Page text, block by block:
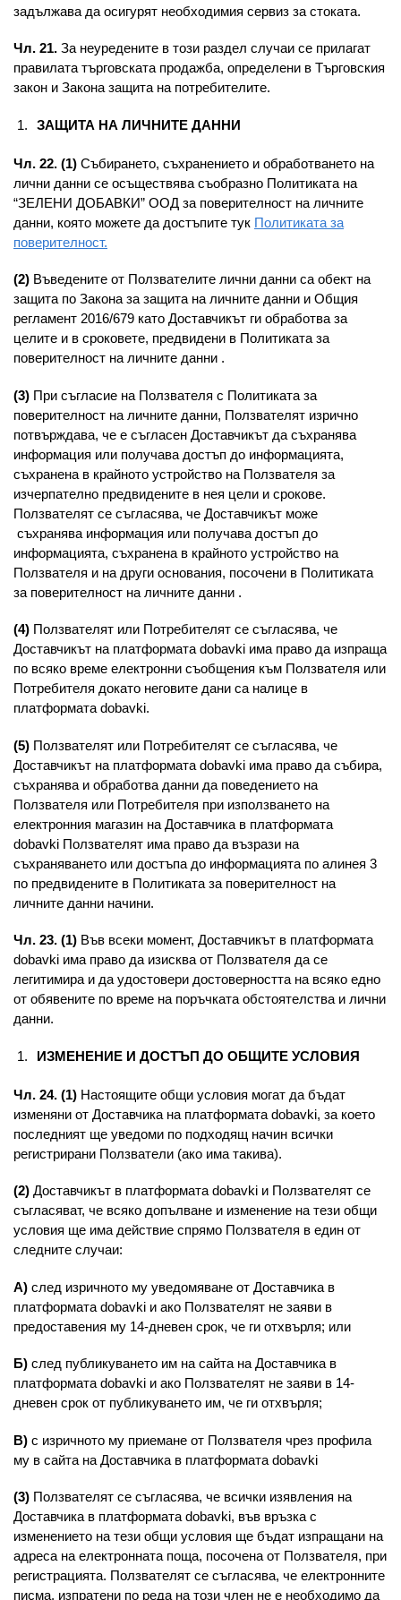
задължава да осигурят необходимия сервиз за стоката.
Чл. 21. За неуредените в този раздел случаи се прилагат
правилата търговската продажба, определени в Търговския
закон и Закона защита на потребителите.
ЗАЩИТА НА ЛИЧНИТЕ ДАННИ
Чл. 22. (1) Събирането, съхранението и обработването на
лични данни се осъществява съобразно Политиката на
“ЗЕЛЕНИ ДОБАВКИ” ООД за поверителност на личните
данни, която можете да достъпите тук Политиката за
поверителност.
(2) Въведените от Ползвателите лични данни са обект на
защита по Закона за защита на личните данни и Общия
регламент 2016/679 като Доставчикът ги обработва за
целите и в сроковете, предвидени в Политиката за
поверителност на личните данни .
(3) При съгласие на Ползвателя с Политиката за
поверителност на личните данни, Ползвателят изрично
потвърждава, че е съгласен Доставчикът да съхранява
информация или получава достъп до информацията,
съхранена в крайното устройство на Ползвателя за
изчерпателно предвидените в нея цели и срокове.
Ползвателят се съгласява, че Доставчикът може
съхранява информация или получава достъп до
информацията, съхранена в крайното устройство на
Ползвателя и на други основания, посочени в Политиката
за поверителност на личните данни .
(4) Ползвателят или Потребителят се съгласява, че
Доставчикът на платформата dobavki има право да изпраща
по всяко време електронни съобщения към Ползвателя или
Потребителя докато неговите дани са налице в
платформата dobavki.
(5) Ползвателят или Потребителят се съгласява, че
Доставчикът на платформата dobavki има право да събира,
съхранява и обработва данни да поведението на
Ползвателя или Потребителя при използването на
електронния магазин на Доставчика в платформата
dobavki Ползвателят има право да възрази на
съхраняването или достъпа до информацията по алинея 3
по предвидените в Политиката за поверителност на
личните данни начини.
Чл. 23. (1) Във всеки момент, Доставчикът в платформата
dobavki има право да изисква от Ползвателя да се
легитимира и да удостовери достоверността на всяко едно
от обявените по време на поръчката обстоятелства и лични
данни.
ИЗМЕНЕНИЕ И ДОСТЪП ДО ОБЩИТЕ УСЛОВИЯ
Чл. 24. (1) Настоящите общи условия могат да бъдат
изменяни от Доставчика на платформата dobavki, за което
последният ще уведоми по подходящ начин всички
регистрирани Ползватели (ако има такива).
(2) Доставчикът в платформата dobavki и Ползвателят се
съгласяват, че всяко допълване и изменение на тези общи
условия ще има действие спрямо Ползвателя в един от
следните случаи:
А) след изричното му уведомяване от Доставчика в
платформата dobavki и ако Ползвателят не заяви в
предоставения му 14-дневен срок, че ги отхвърля; или
Б) след публикуването им на сайта на Доставчика в
платформата dobavki и ако Ползвателят не заяви в 14-
дневен срок от публикуването им, че ги отхвърля;
В) с изричното му приемане от Ползвателя чрез профила
му в сайта на Доставчика в платформата dobavki
(3) Ползвателят се съгласява, че всички изявления на
Доставчика в платформата dobavki, във връзка с
изменението на тези общи условия ще бъдат изпращани на
адреса на електронната поща, посочена от Ползвателя, при
регистрацията. Ползвателят се съгласява, че електронните
писма, изпратени по реда на този член не е необходимо да